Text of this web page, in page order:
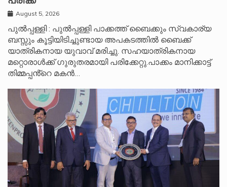
August 5, 2026
പുൽപ്പള്ളി : പുൽപ്പള്ളി പാക്കത്ത് ബൈക്കും സ്വകാര്യ
ബസ്സും കൂട്ടിയിടിച്ചുണ്ടായ അപകടത്തിൽ ബൈക്ക്
യാത്രികനായ യുവാവ് മരിച്ചു. സഹയാത്രികനായ
മറ്റൊരാൾക്ക് ഗുരുതരമായി പരിക്കേറ്റു.പാക്കം മാനിക്കാട്ട്
തിമ്മപ്പൻ്റെ മകൻ…